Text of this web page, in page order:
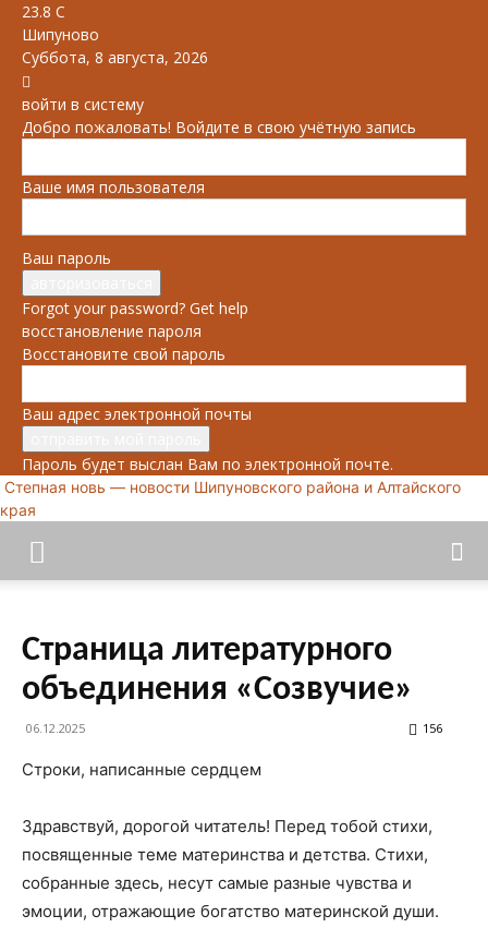
23.8 C
Шипуново
Суббота, 8 августа, 2026
войти в систему
Добро пожаловать! Войдите в свою учётную запись
Ваше имя пользователя
Ваш пароль
Forgot your password? Get help
восстановление пароля
Восстановите свой пароль
Ваш адрес электронной почты
Пароль будет выслан Вам по электронной почте.
Степная новь — новости Шипуновского района и Алтайского
края
Страница литературного
объединения «Созвучие»
06.12.2025 156
Строки, написанные сердцем
Здравствуй, дорогой читатель! Перед тобой стихи,
посвященные теме материнства и детства. Стихи,
собранные здесь, несут самые разные чувства и
эмоции, отражающие богатство материнской души.